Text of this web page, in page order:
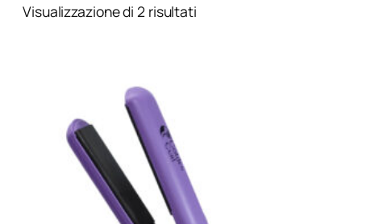
Visualizzazione di 2 risultati